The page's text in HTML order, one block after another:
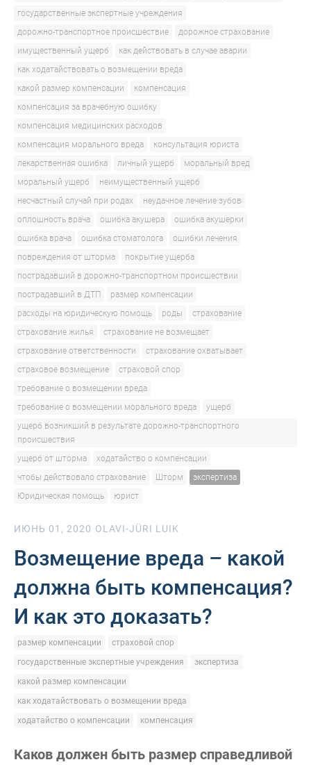
государственные экспертные учреждения
дорожно-транспортное происшествие
дорожное страхование
имущественный ущерб
как действовать в случае аварии
как ходатайствовать о возмещении вреда
какой размер компенсации
компенсация
компенсация за врачебную ошибку
компенсация медицинских расходов
компенсация морального вреда
консультация юриста
лекарственная ошибка
личный ущерб
моральный вред
моральный ущерб
неимущественный ущерб
несчастный случай при родах
неудачное лечение зубов
оплошность врача
ошибка акушера
ошибка акушерки
ошибка врача
ошибка стоматолога
ошибки лечения
повреждения от шторма
покрытие ущерба
пострадавший в дорожно-транспортном происшествии
пострадавший в ДТП
размер компенсации
расходы на юридическую помощь
роды
страхование
страхование жилья
страхование не возмещает
страхование ответственности
страхование охватывает
страховое возмещение
страховой спор
требование о возмещении вреда
требование о возмещении морального вреда
ущерб
ущерб возникший в результате дорожно-транспортного
происшествия
ущерб от шторма
ходатайство о компенсации
чтобы действовало страхование
Шторм
экспертиза
Юридическая помощь
юрист
ИЮНЬ 01, 2020 OLAVI-JÜRI LUIK
Возмещение вреда – какой
должна быть компенсация?
И как это доказать?
размер компенсации
страховой спор
государственные экспертные учреждения
экспертиза
какой размер компенсации
как ходатайствовать о возмещении вреда
ходатайство о компенсации
компенсация
Каков должен быть размер справедливой